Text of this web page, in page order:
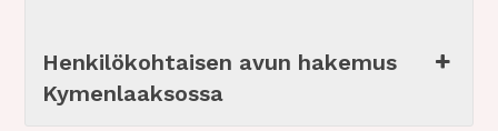
Henkilökohtaisen avun hakemus
Kymenlaaksossa